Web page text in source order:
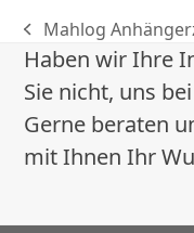
vorheriger
Beitrag:
Mahlog
Haben wir Ihre
Sie nicht, uns
Gerne beraten
mit Ihnen Ihr